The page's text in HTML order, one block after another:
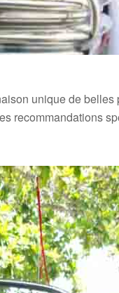
unique de
recommandations